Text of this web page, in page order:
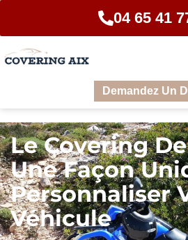
04 65 41
Demandez Un
Le Covering
Une Façon
Personnaliser
Véhicule